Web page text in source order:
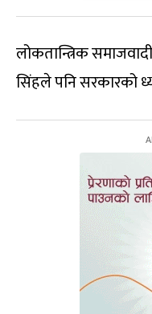
लोकतान्त्रिक
सिंहले पनि सरकारको